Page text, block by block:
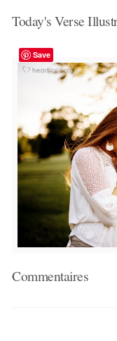
Today's Verse
Save
Commentaires